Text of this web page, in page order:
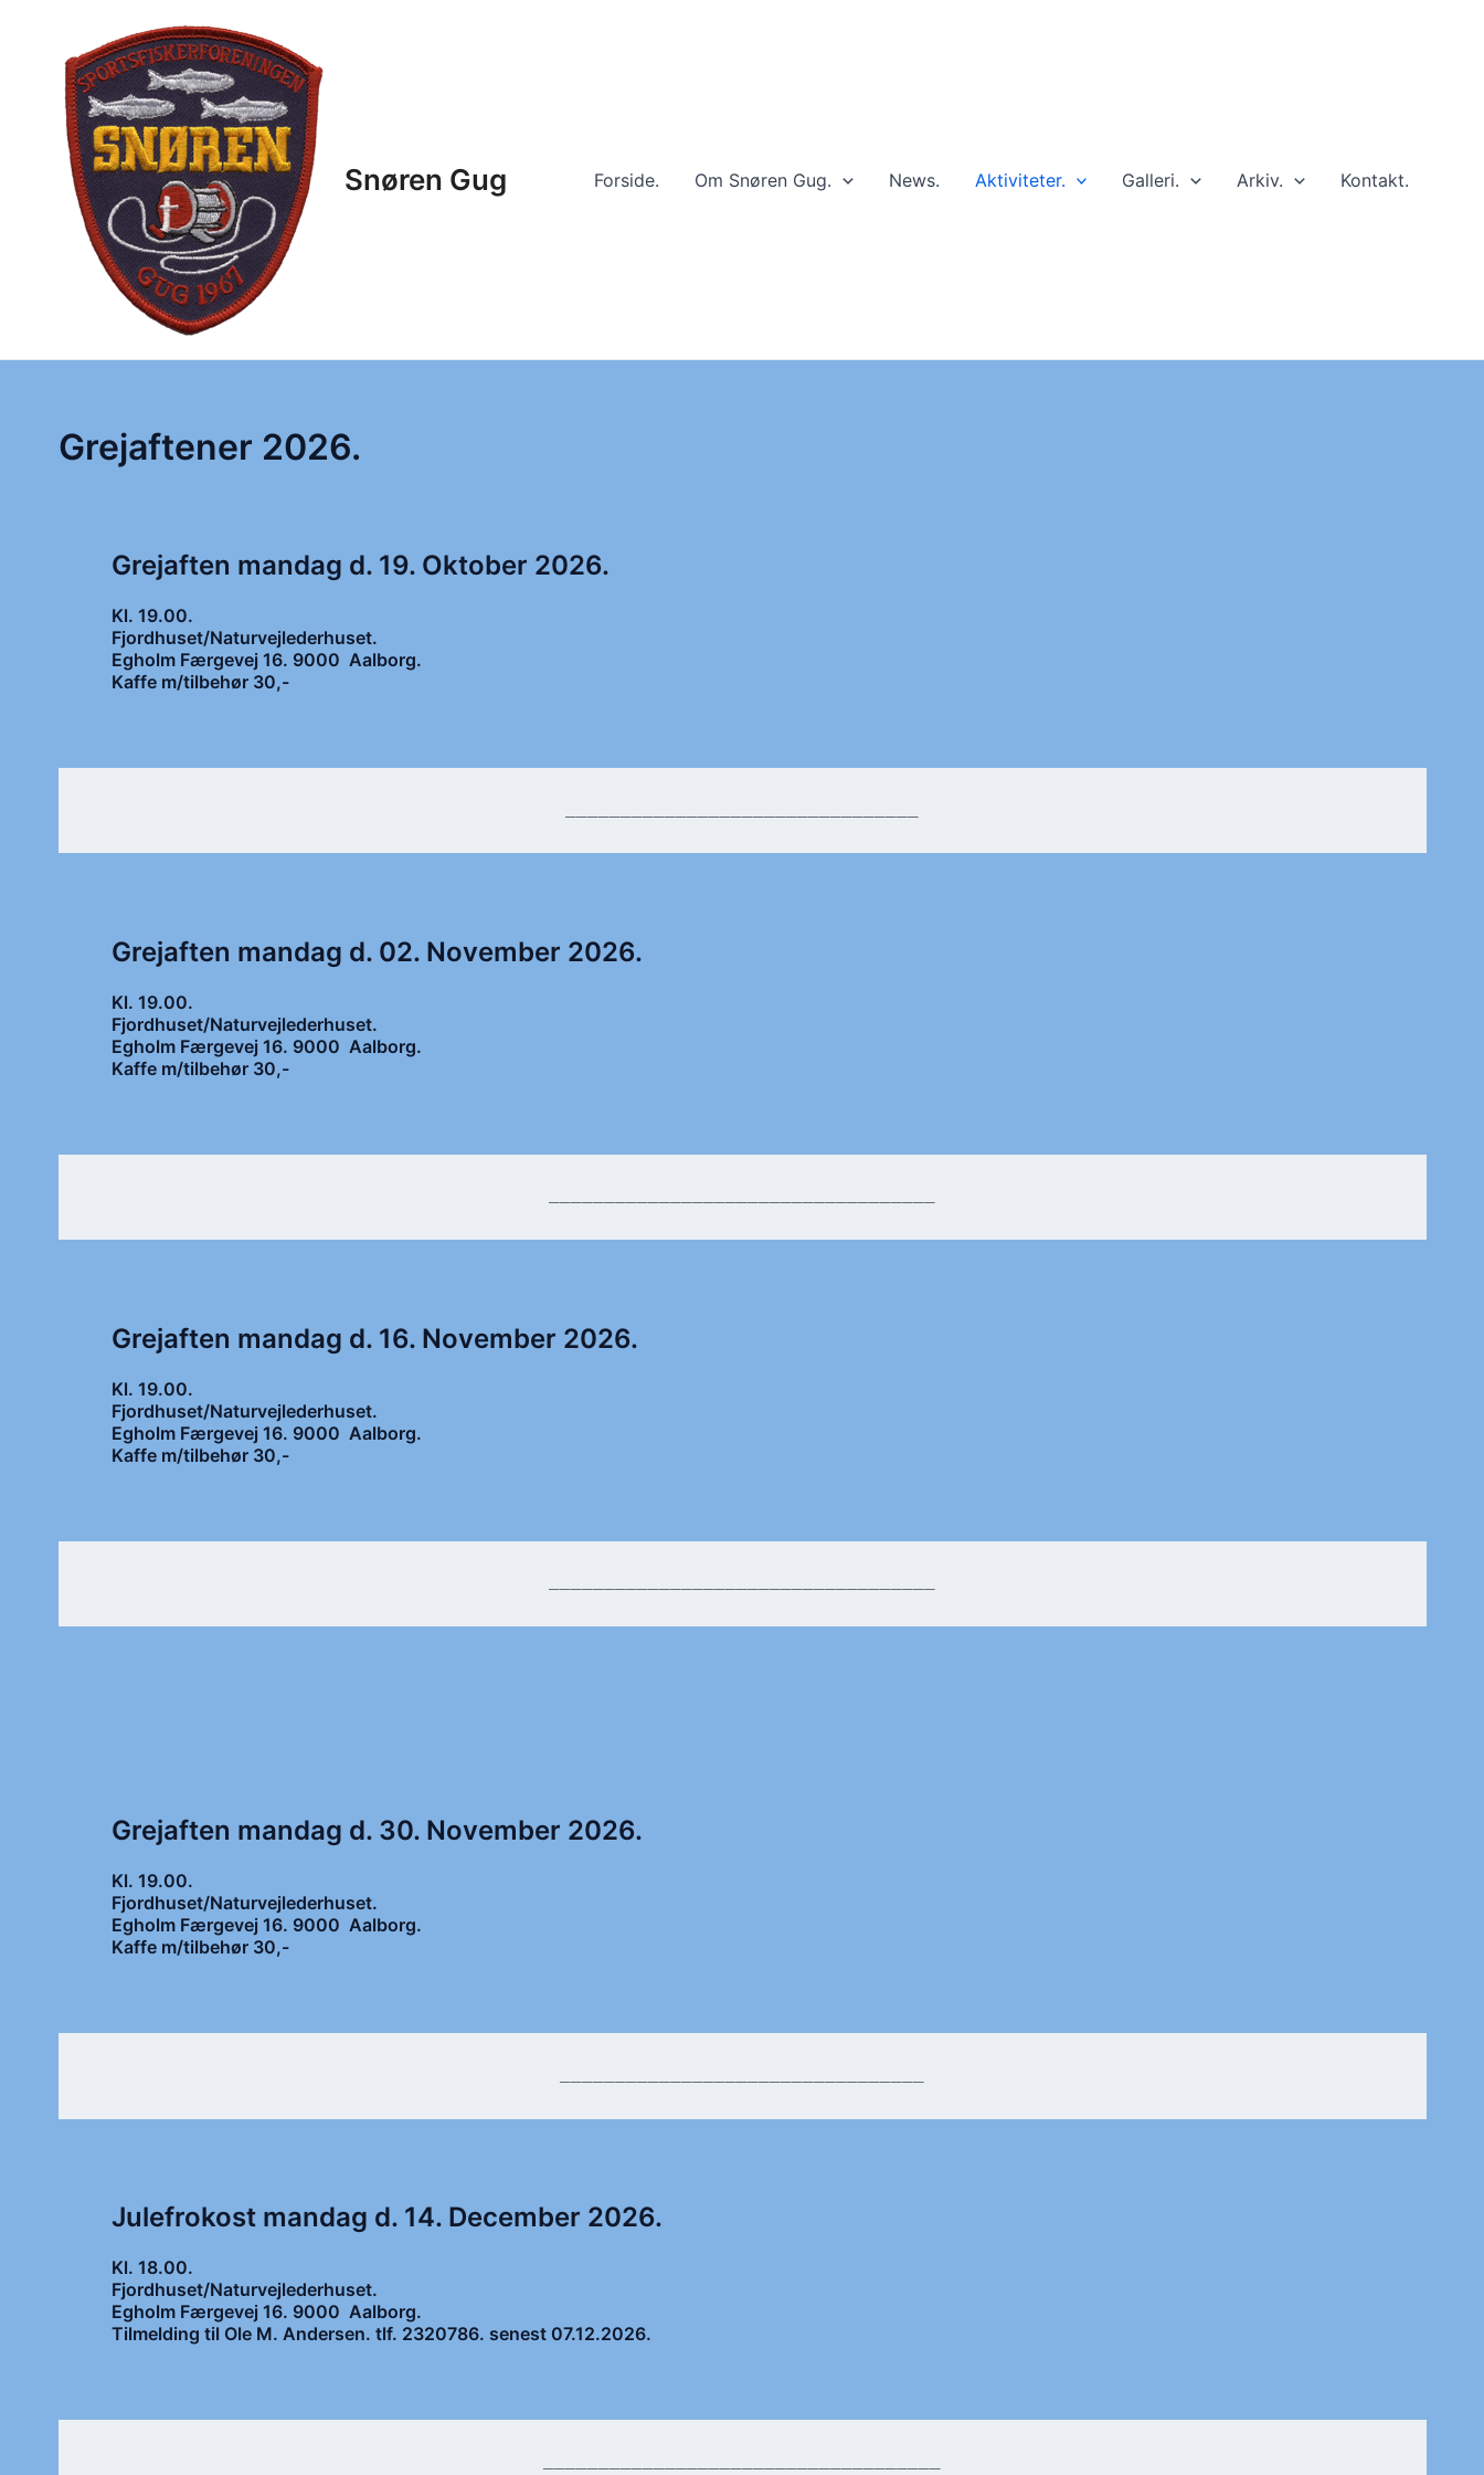
indholdet
Snøren Gug Forside. Om Snøren Gug. News. Aktiviteter. Galleri. Arkiv. Kontakt.
Grejaftener 2026.
Grejaften mandag d. 19. Oktober 2026.
Kl. 19.00.
Fjordhuset/Naturvejlederhuset.
Egholm Færgevej 16. 9000 Aalborg.
Kaffe m/tilbehør 30,-
Grejaften mandag d. 02. November 2026.
Kl. 19.00.
Fjordhuset/Naturvejlederhuset.
Egholm Færgevej 16. 9000 Aalborg.
Kaffe m/tilbehør 30,-
Grejaften mandag d. 16. November 2026.
Kl. 19.00.
Fjordhuset/Naturvejlederhuset.
Egholm Færgevej 16. 9000 Aalborg.
Kaffe m/tilbehør 30,-
Grejaften mandag d. 30. November 2026.
Kl. 19.00.
Fjordhuset/Naturvejlederhuset.
Egholm Færgevej 16. 9000 Aalborg.
Kaffe m/tilbehør 30,-
Julefrokost mandag d. 14. December 2026.
Kl. 18.00.
Fjordhuset/Naturvejlederhuset.
Egholm Færgevej 16. 9000 Aalborg.
Tilmelding til Ole M. Andersen. tlf. 2320786. senest 07.12.2026.